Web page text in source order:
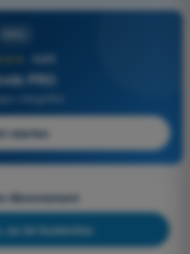
4,6/5
PRO
inbegriffen
starten
Abonnement
es ist kostenlos